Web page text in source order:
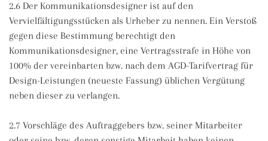
2.6 Der Kommunikationsdesigner ist auf den
Vervielfältigungsstücken als Urheber zu nennen. Ein Verstoß
gegen diese Bestimmung berechtigt den
Kommunikationsdesigner, eine Vertragsstrafe in Höhe von
100% der vereinbarten bzw. nach dem AGD-Tarifvertrag für
Design-Leistungen (neueste Fassung) üblichen Vergütung
neben dieser zu verlangen.
2.7 Vorschläge des Auftraggebers bzw. seiner Mitarbeiter